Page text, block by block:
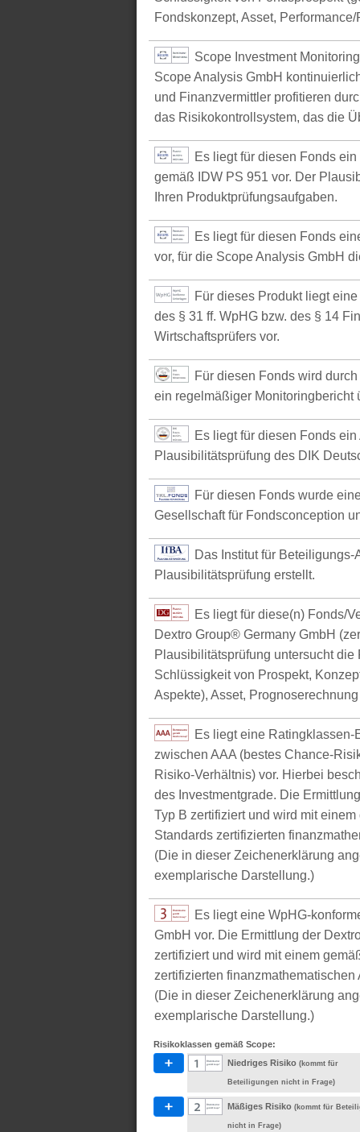
Fondskonzept, Asset,
Scope Investment
Scope Analysis GmbH
und Finanzvermittler profitieren
das Risikokontrollsystem, das die
Es liegt für diesen Fonds
gemäß IDW PS 951 vor. Der
Ihren Produktprüfungsaufgaben.
Es liegt für diesen Fonds
vor, für die Scope Analysis GmbH
Für dieses Produkt liegt
des § 31 ff. WpHG bzw. des § 14
Wirtschaftsprüfers vor.
Für diesen Fonds wird
ein regelmäßiger Monitoringbericht
Es liegt für diesen Fonds
Plausibilitätsprüfung des DIK
Für diesen Fonds wurde
Gesellschaft für Fondsconception
Das Institut für
Plausibilitätsprüfung erstellt.
Es liegt für diese(n) Fonds/
Dextro Group® Germany GmbH
Plausibilitätsprüfung untersucht
Schlüssigkeit von Prospekt,
Aspekte), Asset,
Es liegt eine Ratingklassen-
zwischen AAA (bestes Chance-
Risiko-Verhältnis) vor. Hierbei
des Investmentgrade. Die
Typ B zertifiziert und wird mit
Standards zertifizierten
(Die in dieser Zeichenerklärung
exemplarische Darstellung.)
Es liegt eine WpHG-
GmbH vor. Die Ermittlung der
zertifiziert und wird mit einem
zertifizierten
(Die in dieser Zeichenerklärung
exemplarische Darstellung.)
Risikoklassen gemäß Scope:
Niedriges Risiko (kommt für
Beteiligungen nicht in Frage)
Mäßiges Risiko (kommt für
nicht in Frage)